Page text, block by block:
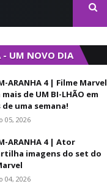
- UM NOVO DIA
ARANHA 4 | Filme Marvel
de UM BI-LHÃO em
de uma semana!
05, 2026
ARANHA 4 | Ator
imagens do set do
04, 2026